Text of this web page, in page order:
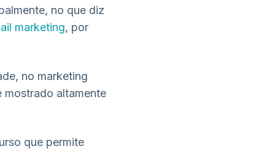
no que diz
marketing, por
no marketing
mostrado altamente
que permite